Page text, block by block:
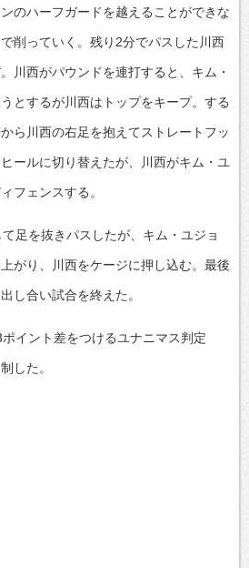
のハーフガードを越えることができな
削っていく。残り2分でパスした川西
川西がパウンドを連打すると、キム・
とするが川西はトップをキープ。する
ら川西の右足を抱えてストレートフッ
ールに切り替えたが、川西がキム・ユ
フェンスする。
足を抜きパスしたが、キム・ユジョ
がり、川西をケージに押し込む。最後
し合い試合を終えた。
イント差をつけるユナニマス判定
した。